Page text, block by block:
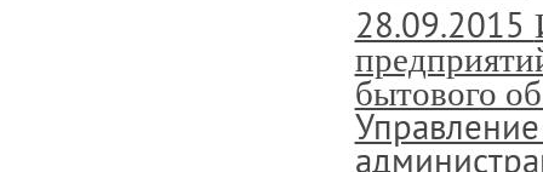
28.09.2015
бытового